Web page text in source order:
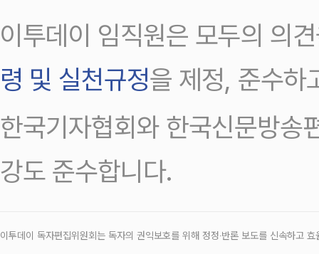
이투데이 임직원은 모두의 의
령 및 실천규정을 제정, 준수하
한국기자협회와 한국신문방송
강도 준수합니다.
이투데이 독자편집위원회는 독자의 권익보호를 위해 정정‧반론 보도를 신속하고